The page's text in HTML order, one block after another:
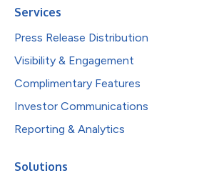
Services
Press Release Distribution
Visibility & Engagement
Complimentary Features
Investor Communications
Reporting & Analytics
Solutions